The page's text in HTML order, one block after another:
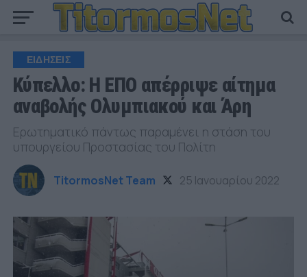
ΕΙΔΗΣΕΙΣ
Κύπελλο: Η ΕΠΟ απέρριψε αίτημα
αναβολής Ολυμπιακού και Άρη
Ερωτηματικό πάντως παραμένει η στάση του
υπουργείου Προστασίας του Πολίτη
TitormosNet Team 25 Ιανουαρίου 2022